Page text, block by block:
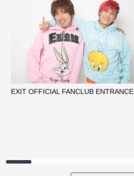
EXIT OFFICIAL FANCLUB ENTRANCE